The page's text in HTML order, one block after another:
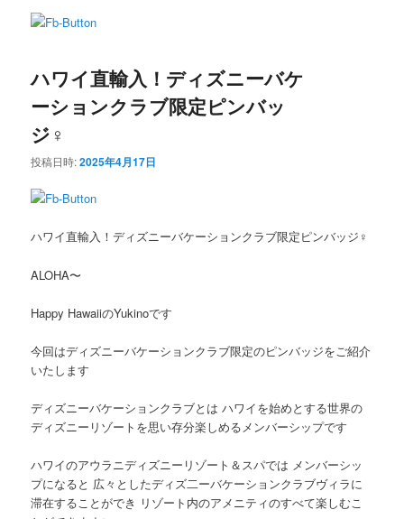
テ
ン
ツ
へ
移
動
ン
ツ
へ
移
動
ハワイ直輸入！ディズニーバケ
ーションクラブ限定ピンバッ
ジ‍♀️
投稿日時:2025年4月17日
ハワイ直輸入！ディズニーバケーションクラブ限定ピンバッジ‍‍♀️
ALOHA〜
Happy HawaiiのYukinoです
今回はディズニーバケーションクラブ限定のピンバッジをご紹介
いたします
ディズニーバケーションクラブとは ハワイを始めとする世界の
ディズニーリゾートを思い存分楽しめるメンバーシップです
ハワイのアウラニディズニーリゾート＆スパでは メンバーシッ
プになると 広々としたディズ二ーバケーションクラブヴィラに
滞在することができ リゾート内のアメニティのすべて楽しむこ